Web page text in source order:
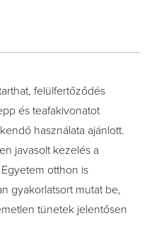
felülfertőződés
és teafakivonatot
használata ajánlott.
javasolt kezelés a
otthon is
gyakorlatsort mutat be,
tünetek jelentősen